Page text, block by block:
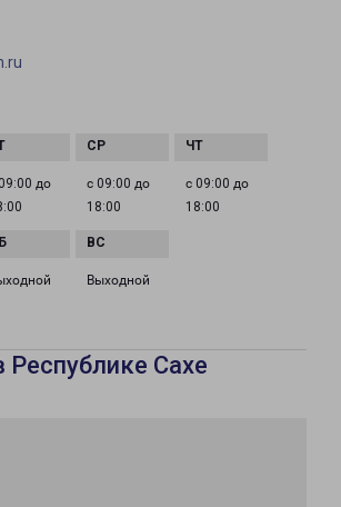
до
с 09:00 до
18:00
с 09:00 до
18:00
Выходной
Сахе